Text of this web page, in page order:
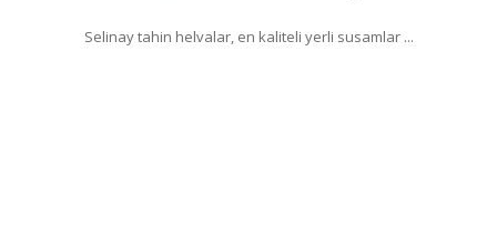
Selinay tahin helvalar, en kaliteli yerli susamlar ...